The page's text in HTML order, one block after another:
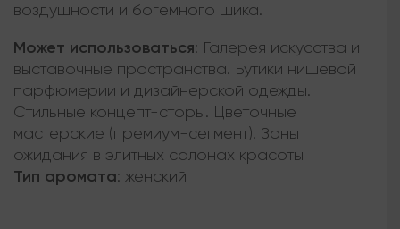
воздушности и богемного шика.
Может использоваться: Галерея искусства и
выставочные пространства. Бутики нишевой
парфюмерии и дизайнерской одежды.
Стильные концепт-сторы. Цветочные
мастерские (премиум-сегмент). Зоны
ожидания в элитных салонах красоты
Тип аромата: женский